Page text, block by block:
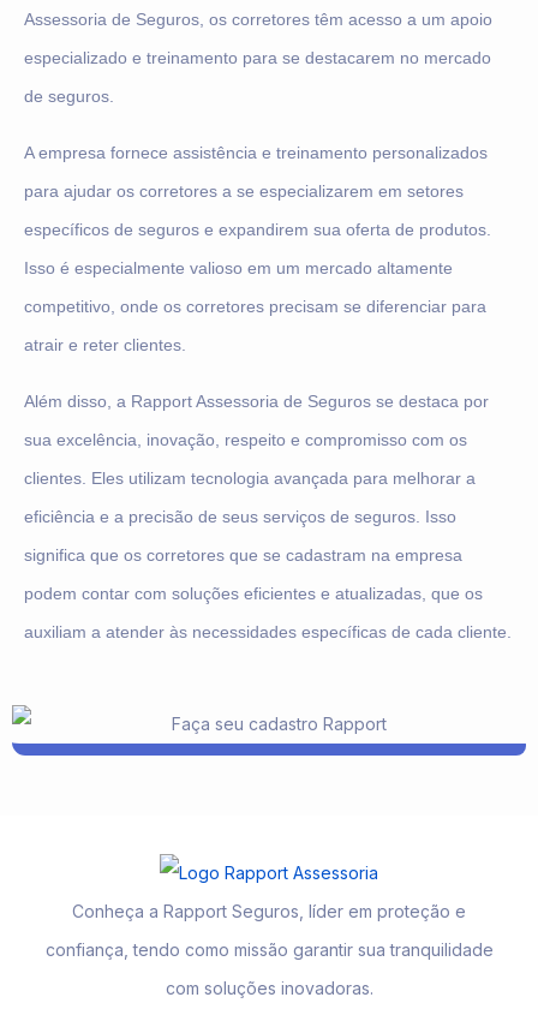
Assessoria de Seguros, os corretores têm acesso a um apoio
especializado e treinamento para se destacarem no mercado
de seguros.
A empresa fornece assistência e treinamento personalizados
para ajudar os corretores a se especializarem em setores
específicos de seguros e expandirem sua oferta de produtos.
Isso é especialmente valioso em um mercado altamente
competitivo, onde os corretores precisam se diferenciar para
atrair e reter clientes.
Além disso, a Rapport Assessoria de Seguros se destaca por
sua excelência, inovação, respeito e compromisso com os
clientes. Eles utilizam tecnologia avançada para melhorar a
eficiência e a precisão de seus serviços de seguros. Isso
significa que os corretores que se cadastram na empresa
podem contar com soluções eficientes e atualizadas, que os
auxiliam a atender às necessidades específicas de cada cliente.
Conheça a Rapport Seguros, líder em proteção e
confiança, tendo como missão garantir sua tranquilidade
com soluções inovadoras.